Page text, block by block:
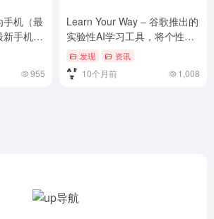
机（最
新手机发
新款华
布,科
955
Learn Your Way – 谷歌推出的
实验性AI学习工具，将个性化
教育推向新的前沿
发现 资讯
10个月前 1,008